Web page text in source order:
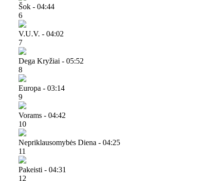
Šok - 04:44
6
V.u.v. - 04:02
7
Dega Kryžiai - 05:52
8
Europa - 03:14
9
Vorams - 04:42
10
Nepriklausomybės Diena - 04:25
11
Pakeisti - 04:31
12